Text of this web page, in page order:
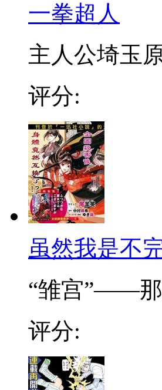
一拳超人
主人公埼玉
评分:
虽然我是不
“雏宫”——那
评分: